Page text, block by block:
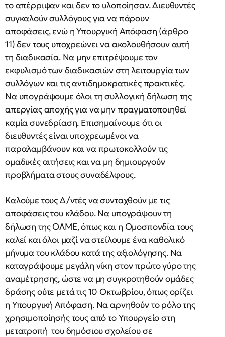
το απέρριψαν και δεν το υλοποίησαν. Διευθυντές
συγκαλούν συλλόγους για να πάρουν
αποφάσεις, ενώ η Υπουργική Απόφαση (άρθρο
11) δεν τους υποχρεώνει να ακολουθήσουν αυτή
τη διαδικασία. Να μην επιτρέψουμε τον
εκφυλισμό των διαδικασιών στη λειτουργία των
συλλόγων και τις αντιδημοκρατικές πρακτικές.
Να υπογράψουμε όλοι τη συλλογική δήλωση της
απεργίας αποχής για να μην πραγματοποιηθεί
καμία συνεδρίαση. Επισημαίνουμε ότι οι
διευθυντές είναι υποχρεωμένοι να
παραλαμβάνουν και να πρωτοκολλούν τις
ομαδικές αιτήσεις και να μη δημιουργούν
προβλήματα στους συναδέλφους.
Καλούμε τους Δ/ντές να συνταχθούν με τις
αποφάσεις του κλάδου. Να υπογράψουν τη
δήλωση της ΟΛΜΕ, όπως και η Ομοσπονδία τους
καλεί και όλοι μαζί να στείλουμε ένα καθολικό
μήνυμα του κλάδου κατά της αξιολόγησης. Να
καταγράψουμε μεγάλη νίκη στον πρώτο γύρο της
αναμέτρησης, ώστε να μη συγκροτηθούν ομάδες
δράσης ούτε μετά τις 10 Οκτωβρίου, όπως ορίζει
η Υπουργική Απόφαση. Να αρνηθούν το ρόλο της
χρησιμοποίησής τους από το Υπουργείο στη
μετατροπή του δημόσιου σχολείου σε